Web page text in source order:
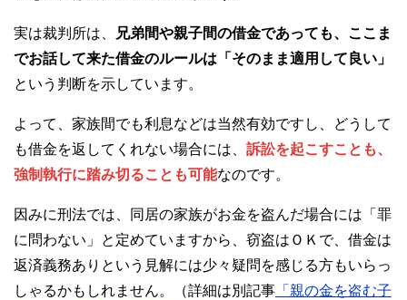
実は裁判所は、
兄弟間や親子間の借金であっても、ここま
でお話して来た借金のルールは「そのまま適用して良い」
という判断を示しています。
よって、家族間でも利息などは当然有効ですし、どうして
も借金を返してくれない場合には、 訴訟を起こすことも、
強制執行に踏み切ることも可能なのです。
因みに刑法では、同居の家族がお金を盗んだ場合には「罪
に問わない」と定めていますから、窃盗はＯＫで、借金は
返済義務ありという見解には少々疑問を感じる方もいらっ
しゃるかもしれません。（詳細は別記事 「親の金を盗む子